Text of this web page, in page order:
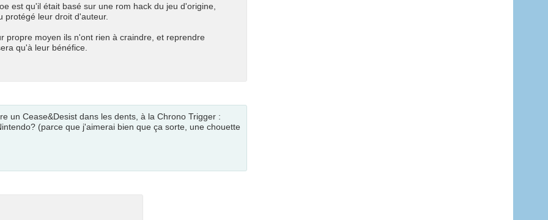
est qu'il était basé sur une rom hack du jeu d'origine,
protégé leur droit d'auteur.
propre moyen ils n'ont rien à craindre, et reprendre
qu'à leur bénéfice.
un Cease&Desist dans les dents, à la Chrono Trigger :
(parce que j'aimerai bien que ça sorte, une chouette